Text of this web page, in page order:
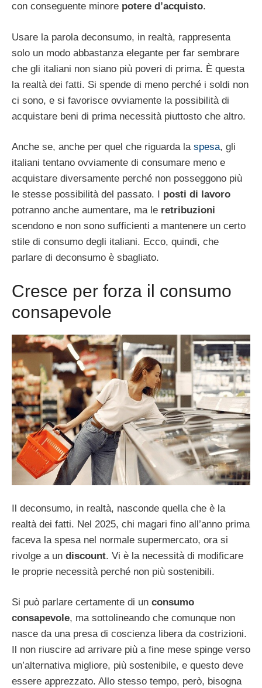
con conseguente minore potere d’acquisto.
Usare la parola deconsumo, in realtà, rappresenta
solo un modo abbastanza elegante per far sembrare
che gli italiani non siano più poveri di prima. È questa
la realtà dei fatti. Si spende di meno perché i soldi non
ci sono, e si favorisce ovviamente la possibilità di
acquistare beni di prima necessità piuttosto che altro.
Anche se, anche per quel che riguarda la spesa, gli
italiani tentano ovviamente di consumare meno e
acquistare diversamente perché non posseggono più
le stesse possibilità del passato. I posti di lavoro
potranno anche aumentare, ma le retribuzioni
scendono e non sono sufficienti a mantenere un certo
stile di consumo degli italiani. Ecco, quindi, che
parlare di deconsumo è sbagliato.
Cresce per forza il consumo
consapevole
Il deconsumo, in realtà, nasconde quella che è la
realtà dei fatti. Nel 2025, chi magari fino all’anno prima
faceva la spesa nel normale supermercato, ora si
rivolge a un discount. Vi è la necessità di modificare
le proprie necessità perché non più sostenibili.
Si può parlare certamente di un consumo
consapevole, ma sottolineando che comunque non
nasce da una presa di coscienza libera da costrizioni.
Il non riuscire ad arrivare più a fine mese spinge verso
un’alternativa migliore, più sostenibile, e questo deve
essere apprezzato. Allo stesso tempo, però, bisogna